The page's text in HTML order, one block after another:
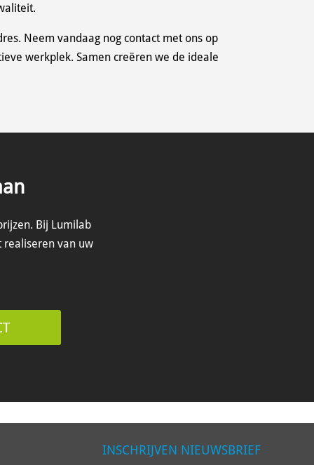
Neem vandaag nog contact met ons op
werkplek. Samen creëren we de ideale
Bij Lumilab
realiseren van uw
INSCHRIJVEN NIEUWSBRIEF